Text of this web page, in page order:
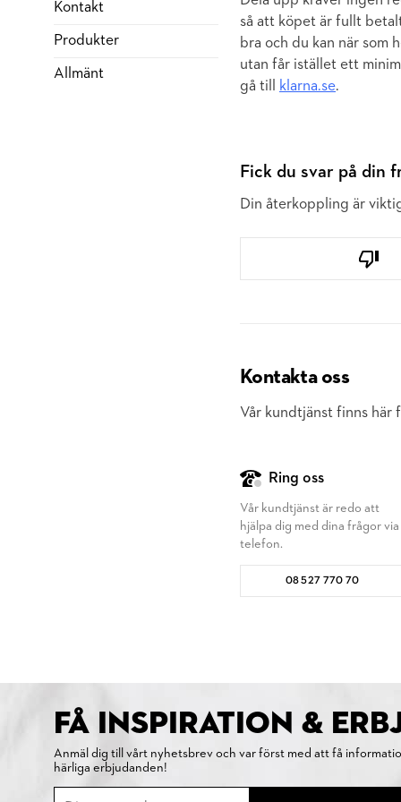
Kontakt
Produkter
Allmänt
så att köpet är fullt
bra och du kan när som
utan får istället ett
gå till
klarna.se.
Fick du svar på din
Din återkoppling är
Kontakta oss
Vår kundtjänst finns här
Ring oss
Vår kundtjänst är redo att
hjälpa dig med dina frågor via
telefon.
08 527 770 70
FÅ INSPIRATION &
Anmäl dig till vårt nyhetsbrev och var först med att få
härliga erbjudanden!